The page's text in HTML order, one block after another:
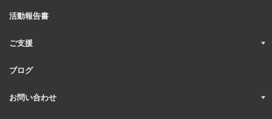
活動報告書
ご支援
ブログ
お問い合わせ